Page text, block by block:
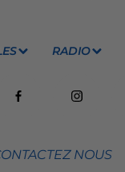
RADIO
NOUS